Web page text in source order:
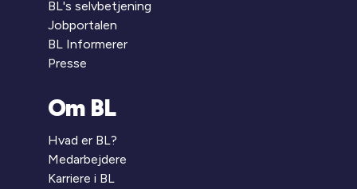
BL's selvbetjening
Jobportalen
BL Informerer
Presse
Om BL
Hvad er BL?
Medarbejdere
Karriere i BL